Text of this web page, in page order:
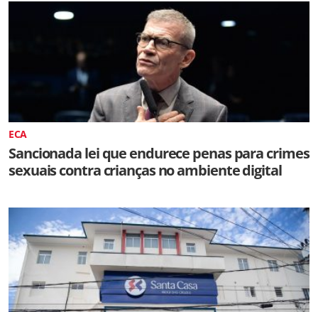
ECA
Sancionada lei que endurece penas para crimes
sexuais contra crianças no ambiente digital